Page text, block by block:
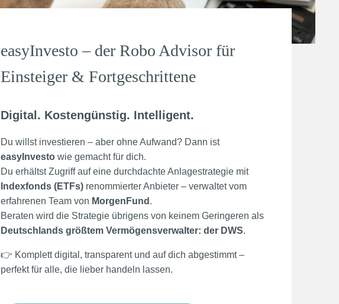
easyInvesto – der Robo Advisor für
Einsteiger & Fortgeschrittene
Digital. Kostengünstig. Intelligent.
Du willst investieren – aber ohne Aufwand? Dann ist
easyInvestowie gemacht für dich.
Du erhältst Zugriff auf eine durchdachte Anlagestrategie mit
Indexfonds (ETFs)renommierter Anbieter – verwaltet vom
erfahrenen Team von MorgenFund .
Beraten wird die Strategie übrigens von keinem Geringeren als
Deutschlands größtem Vermögensverwalter: der DWS.
👉 Komplett digital, transparent und auf dich abgestimmt –
perfekt für alle, die lieber handeln lassen.